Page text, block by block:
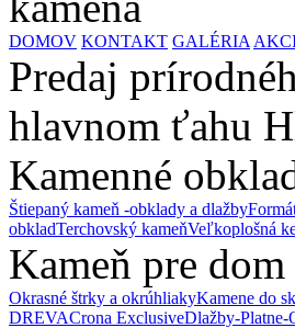
DOMOV KONTAKT GALÉRIA
Predaj
hlavnom ťahu
Kamenné
Štiepaný kameň -obklady a dlažby
obkladTerchovský kameňVeľkoplošná
Kameň pre dom
Okrasné štrky a okrúhliakyKamene do
DREVACrona ExclusiveDlažby-